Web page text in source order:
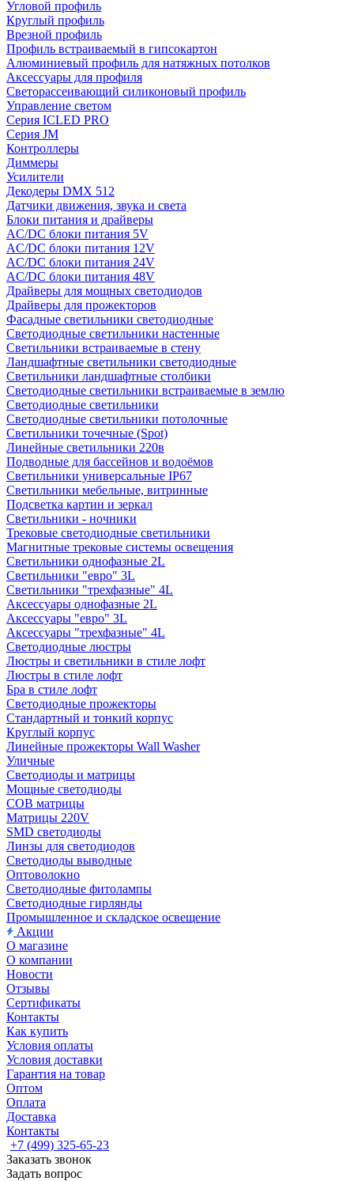
Угловой профиль
Круглый профиль
Врезной профиль
Профиль встраиваемый в гипсокартон
Алюминиевый профиль для натяжных потолков
Аксессуары для профиля
Светорассеивающий силиконовый профиль
Управление светом
Серия ICLED PRO
Серия JM
Контроллеры
Диммеры
Усилители
Декодеры DMX 512
Датчики движения, звука и света
Блоки питания и драйверы
AC/DC блоки питания 5V
AC/DC блоки питания 12V
AC/DC блоки питания 24V
AC/DC блоки питания 48V
Драйверы для мощных светодиодов
Драйверы для прожекторов
Фасадные светильники светодиодные
Светодиодные светильники настенные
Светильники встраиваемые в стену
Ландшафтные светильники светодиодные
Светильники ландшафтные столбики
Светодиодные светильники встраиваемые в землю
Светодиодные светильники
Светодиодные светильники потолочные
Светильники точечные (Spot)
Линейные светильники 220в
Подводные для бассейнов и водоёмов
Светильники универсальные IP67
Светильники мебельные, витринные
Подсветка картин и зеркал
Светильники - ночники
Трековые светодиодные светильники
Магнитные трековые системы освещения
Светильники однофазные 2L
Светильники "евро" 3L
Светильники "трехфазные" 4L
Аксессуары однофазные 2L
Аксессуары "евро" 3L
Аксессуары "трехфазные" 4L
Светодиодные люстры
Люстры и светильники в стиле лофт
Люстры в стиле лофт
Бра в стиле лофт
Светодиодные прожекторы
Стандартный и тонкий корпус
Круглый корпус
Линейные прожекторы Wall Washer
Уличные
Светодиоды и матрицы
Мощные светодиоды
COB матрицы
Матрицы 220V
SMD светодиоды
Линзы для светодиодов
Светодиоды выводные
Оптоволокно
Светодиодные фитолампы
Светодиодные гирлянды
Промышленное и складское освещение
Акции
О магазине
О компании
Новости
Отзывы
Сертификаты
Контакты
Как купить
Условия оплаты
Условия доставки
Гарантия на товар
Оптом
Оплата
Доставка
Контакты
+7 (499) 325-65-23
Заказать звонок
Задать вопрос